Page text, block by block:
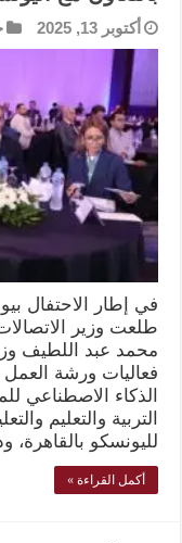
أكتوبر 13, 2025
في إطار الاحتفال
طلعت وزير
محمد عبد اللطيف وزير
فعاليات ورشة
التربية والتعليم
لليونسكو بالقاهرة،
أكمل القراءة »